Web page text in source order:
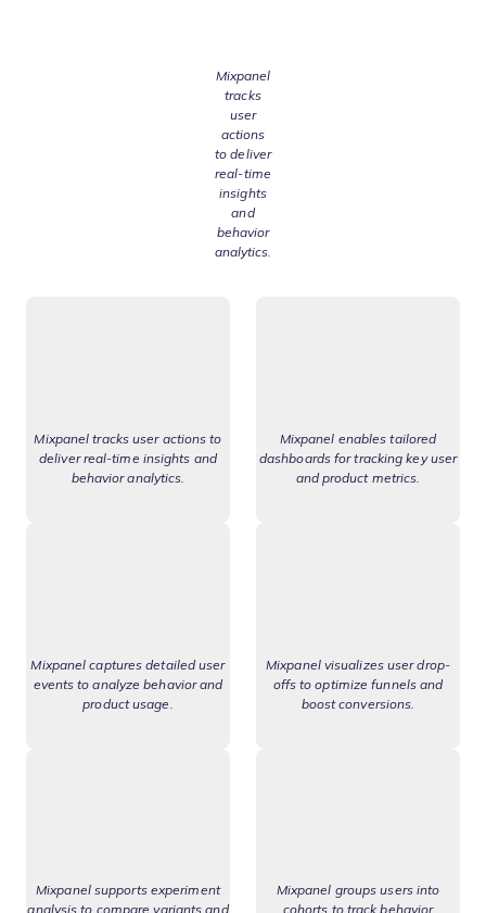
Mixpanel
tracks
user
actions
to deliver
real-time
insights
and
behavior
analytics.
Mixpanel tracks user actions to
deliver real-time insights and
behavior analytics.
Mixpanel enables tailored
dashboards for tracking key user
and product metrics.
Mixpanel captures detailed user
events to analyze behavior and
product usage.
Mixpanel visualizes user drop-
offs to optimize funnels and
boost conversions.
Mixpanel supports experiment
Mixpanel groups users into